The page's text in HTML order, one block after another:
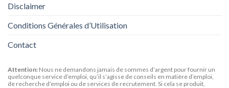
Disclaimer
Conditions Générales d’Utilisation
Contact
Attention: Nous ne demandons jamais de sommes d’argent pour fournir un
quelconque service d’emploi, qu’il s’agisse de conseils en matière d’emploi,
de recherche d’emploi ou de services de recrutement. Si cela se produit,